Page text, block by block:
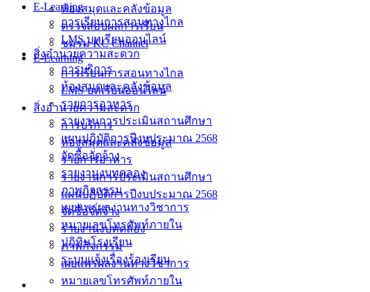
E-Learning
การเรียนการสอนทางไกล
LMS บทเรียนออนไลน์
สิ่งอำนวยความสะดวก
การบริการ
ห้องสมุดและคลังข้อมูล
รายการอาหาร
รายงานการประเมินสถานศึกษา
แผนปฏิบัติการปีงบประมาณ 2568
จัดซื้อจัดจ้าง
รายงานงบทดลอง
ภาพกิจกรรม
เผยแพร่ผลงานทางวิชาการ
หมายเลขโทรศัพท์ภายใน
ปฎิทินโรงเรียน
ระบบแจ้งเรื่องร้องเรียน
ห้องสมุดและคลังข้อมูล
ตรวจสอบผลการเรียน
ชมรม KC Channel
E-Learning
การเรียนการสอนทางไกล
LMS บทเรียนออนไลน์
สิ่งอำนวยความสะดวก
การบริการ
ห้องสมุดและคลังข้อมูล
รายการอาหาร
รายงานการประเมินสถานศึกษา
แผนปฏิบัติการปีงบประมาณ 2568
จัดซื้อจัดจ้าง
รายงานงบทดลอง
ภาพกิจกรรม
เผยแพร่ผลงานทางวิชาการ
หมายเลขโทรศัพท์ภายใน